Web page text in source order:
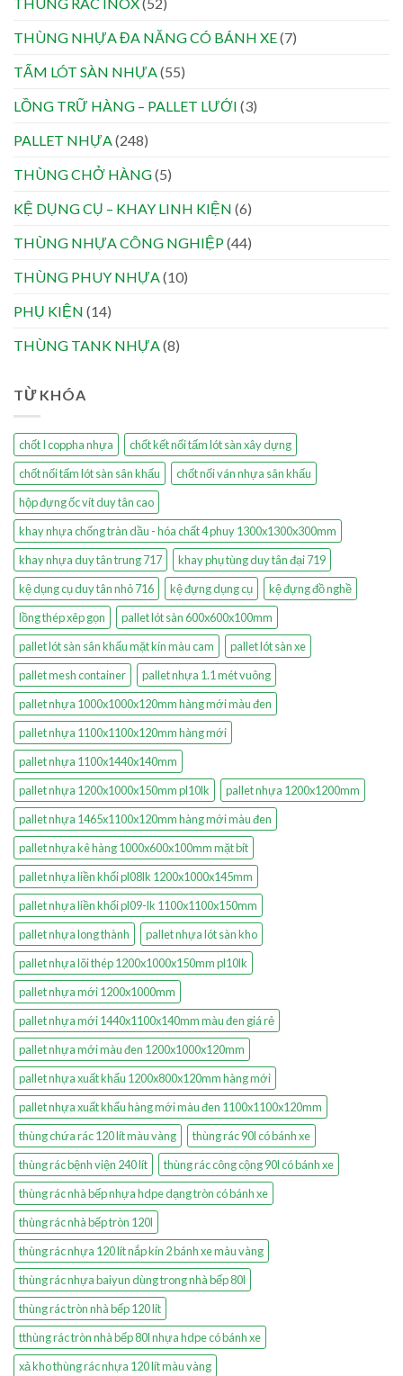
THÙNG NHỰA ĐA NĂNG CÓ BÁNH XE(7)
TẤM LÓT SÀN NHỰA(55)
LỒNG TRỮ HÀNG – PALLET LƯỚI (3)
PALLET NHỰA(248)
THÙNG CHỞ HÀNG(5)
KỆ DỤNG CỤ – KHAY LINH KIỆN (6)
THÙNG NHỰA CÔNG NGHIỆP(44)
THÙNG PHUY NHỰA(10)
PHỤ KIỆN (14)
THÙNG TANK NHỰA(8)
TỪ KHÓA
chốt I coppha nhựa
chốt kết nối tấm lót sàn xây dựng
chốt nối tấm lót sàn sân khấu
chốt nối ván nhựa sân khấu
hộp đựng ốc vít duy tân cao
khay nhựa chống tràn dầu - hóa chất 4 phuy 1300x1300x300mm
khay nhựa duy tân trung 717
khay phụ tùng duy tân đại 719
kệ dụng cụ duy tân nhỏ 716
kệ đựng dụng cụ
kệ đựng đồ nghề
lồng thép xêp gọn
pallet lót sàn 600x600x100mm
pallet lót sàn sân khấu mặt kín màu cam
pallet lót sàn xe
pallet mesh container
pallet nhựa 1.1 mét vuông
pallet nhựa 1000x1000x120mm hàng mới màu đen
pallet nhựa 1100x1100x120mm hàng mới
pallet nhựa 1100x1440x140mm
pallet nhựa 1200x1000x150mm pl10lk
pallet nhựa 1200x1200mm
pallet nhựa 1465x1100x120mm hàng mới màu đen
pallet nhựa kê hàng 1000x600x100mm mặt bít
pallet nhựa liền khối pl08lk 1200x1000x145mm
pallet nhựa liền khối pl09-lk 1100x1100x150mm
pallet nhựa long thành
pallet nhựa lót sàn kho
pallet nhựa lõi thép 1200x1000x150mm pl10lk
pallet nhựa mới 1200x1000mm
pallet nhựa mới 1440x1100x140mm màu đen giá rẻ
pallet nhựa mới màu đen 1200x1000x120mm
pallet nhựa xuất khẩu 1200x800x120mm hàng mới
pallet nhựa xuất khẩu hàng mới màu đen 1100x1100x120mm
thùng chứa rác 120 lít màu vàng
thùng rác 90l có bánh xe
thùng rác bệnh viện 240 lít
thùng rác công cộng 90l có bánh xe
thùng rác nhà bếp nhựa hdpe dạng tròn có bánh xe
thùng rác nhà bếp tròn 120l
thùng rác nhựa 120 lít nắp kín 2 bánh xe màu vàng
thùng rác nhựa baiyun dùng trong nhà bếp 80l
thùng rác tròn nhà bếp 120 lít
tthùng rác tròn nhà bếp 80l nhựa hdpe có bánh xe
xả kho thùng rác nhựa 120 lít màu vàng